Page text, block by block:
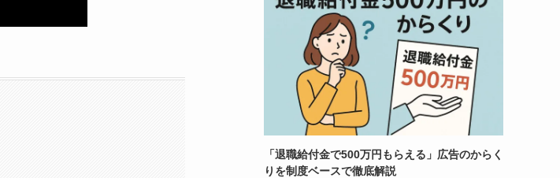
「退職給付金で500万円もらえる」広告のからく
りを制度ベースで徹底解説